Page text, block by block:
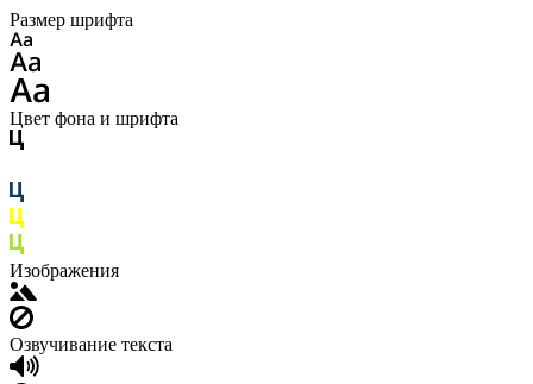
Размер шрифта
Цвет фона и шрифта
Изображения
Озвучивание текста